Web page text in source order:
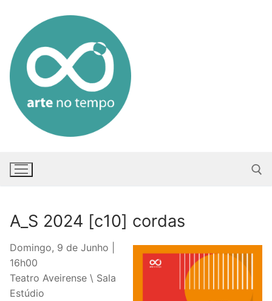
conteúdo
A_S 2024 [c10] cordas
Domingo, 9 de Junho |
16h00
Teatro Aveirense \ Sala
Estúdio